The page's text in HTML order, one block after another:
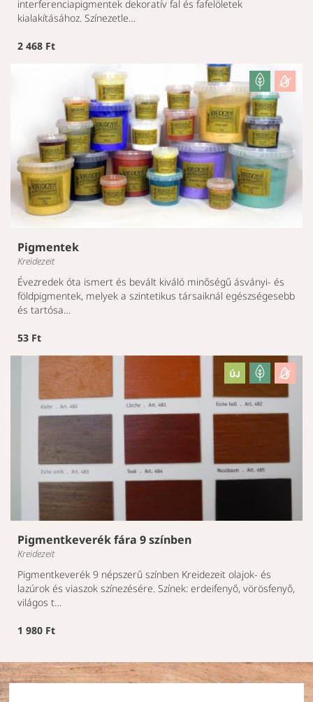
interferenciapigmentek dekoratív fal és fafelöletek
kialakításához. Színezetle…
2 468 Ft
Pigmentek
Kreidezeit
Évezredek óta ismert és bevált kiváló minőségű ásványi- és
földpigmentek, melyek a szintetikus társaiknál egészségesebb
és tartósa…
53 Ft
Pigmentkeverék fára 9 színben
Kreidezeit
Pigmentkeverék 9 népszerű színben Kreidezeit olajok- és
lazúrok és viaszok színezésére. Színek: erdeifenyő, vörösfenyő,
világos t…
1 980 Ft